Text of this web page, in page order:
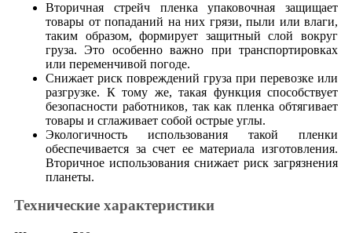
Вторичная стрейч пленка упаковочная защищает
товары от попаданий на них грязи, пыли или влаги,
таким образом, формирует защитный слой вокруг
груза. Это особенно важно при транспортировках
или переменчивой погоде.
Снижает риск повреждений груза при перевозке или
разгрузке. К тому же, такая функция способствует
безопасности работников, так как пленка обтягивает
товары и сглаживает собой острые углы.
Экологичность использования такой пленки
обеспечивается за счет ее материала изготовления.
Вторичное использования снижает риск загрязнения
планеты.
Технические характеристики